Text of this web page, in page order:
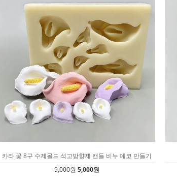
카라 꽃 8구 수제몰드 석고방향제 캔들 비누 데코 만들기
9,000원 5,000원